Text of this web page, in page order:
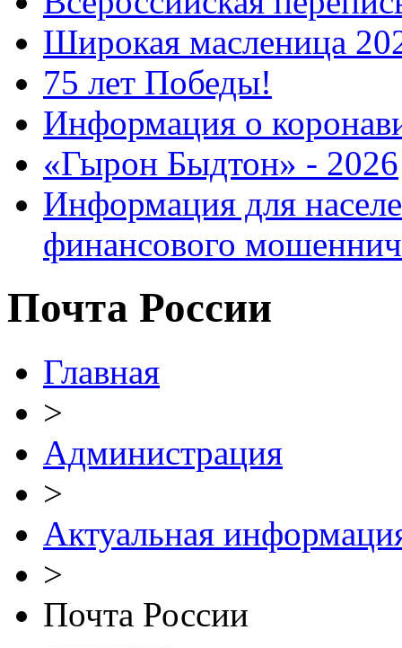
Широкая масленица
75 лет Победы!
Информация о
«Гырон Быдтон» - 2026
Информация для
финансового
Почта России
Главная
>
Администрация
>
Актуальная
>
Почта России